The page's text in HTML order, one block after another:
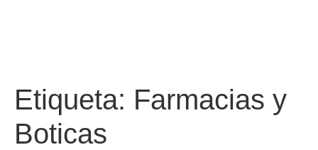
Etiqueta: Farmacias y
Boticas